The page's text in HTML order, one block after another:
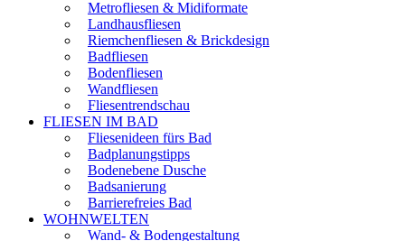
Metrofliesen & Midiformate
Landhausfliesen
Riemchenfliesen & Brickdesign
Badfliesen
Bodenfliesen
Wandfliesen
Fliesentrendschau
FLIESEN IM BAD
Fliesenideen fürs Bad
Badplanungstipps
Bodenebene Dusche
Badsanierung
Barrierefreies Bad
WOHNWELTEN
Wand- & Bodengestaltung